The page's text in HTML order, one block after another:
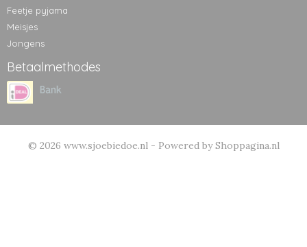
Feetje pyjama
Meisjes
Jongens
Betaalmethodes
© 2026 www.sjoebiedoe.nl - Powered by Shoppagina.nl